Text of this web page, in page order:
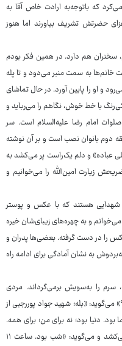
که باتوجه‌به ارادت خاص آقا به
حضرتش تشریف بیاورند اما هنوز
سخنران هم دارد. در همین فکر بودم
خانم‌ها به سمت منبر می‌دود و تا پله
و او را پایین آورد. در حال تماشای
با خط خوش، نگاهم را می‌رباید و
امام رضا علیه‌السلام است. سر
دوم بانوان نصب است و بر آن نوشته
عباده» و دلم یک‌راست پر می‌کشد به
زیارت امین‌الله را می‌خوانیم و
شهدایی هستند که با عکس و پوستر
و به چهره‌های زیبای‌شان خیره
را در دست گرفته. بعضی‌ها پدران و
به نشان آمادگی برای ادامه راه
را به‌سویش برمی‌گرداند. مردی
«بله؛ شهید جواد پوررجبی از
دنیا بود؛ نه برای من؛ برای همه.
اشک چشمم خشک شده... قلبم رفته...» آهی می‌کشد و می‌گوید: «شب بود. ساعت ۱۱